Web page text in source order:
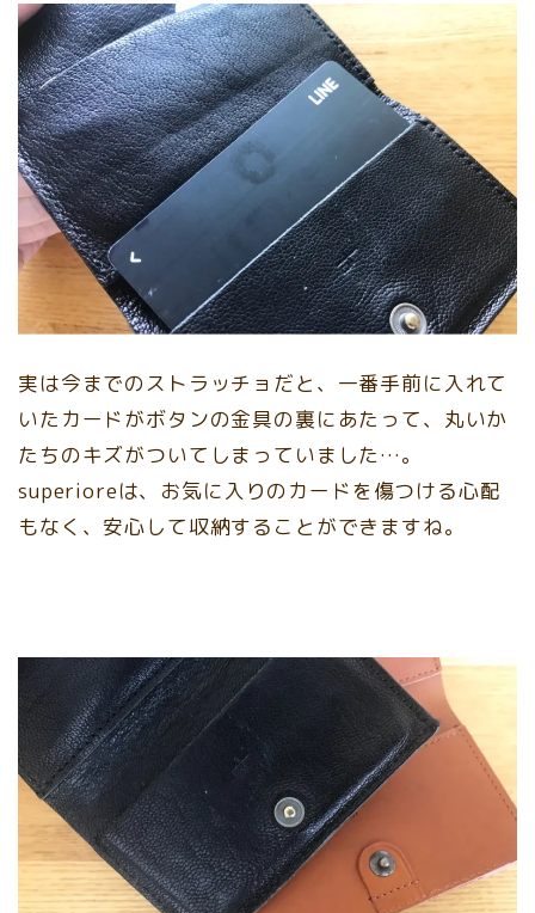
実は今までのストラッチョだと、一番手前に入れて
いたカードがボタンの金具の裏にあたって、丸いか
たちのキズがついてしまっていました…。
superioreは、お気に入りのカードを傷つける心配
もなく、安心して収納することができますね。